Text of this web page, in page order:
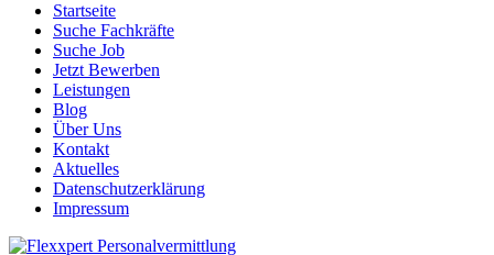
Startseite
Suche Fachkräfte
Suche Job
Jetzt Bewerben
Leistungen
Blog
Über Uns
Kontakt
Aktuelles
Datenschutzerklärung
Impressum